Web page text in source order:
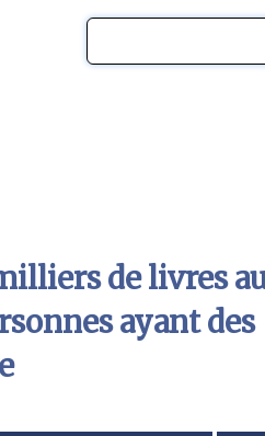
de livres
ayant des